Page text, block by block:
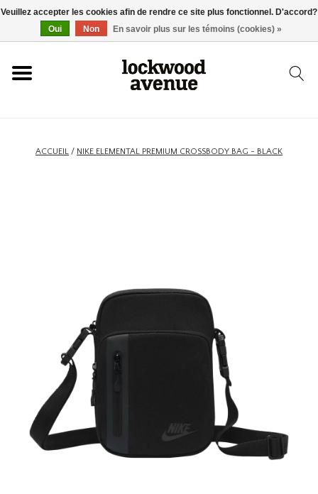
ACCUEIL
NOUVEAU
MARQUES
ACCUEIL / NIKE ELEMENTAL PREMIUM CROSSBODY BAG - BLACK
Veuillez accepter les cookies afin de rendre ce site plus fonctionnel. D'accord?
Oui
Non En savoir plus sur les témoins (cookies) »